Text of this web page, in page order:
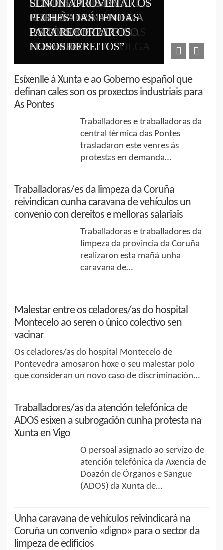
CONTRA OS RECORTES
NA LIMPEZA DO
CAMPUS NORTE DA
UVIGO EN OURENSE
UNHA SENTADA ÁS
PORTAS DO CLÍNICO
PARA “MEDITAR” TRAS
12 SEMANAS DE FOLGA
PORTOS DO ESTADO EN
MADRID CONTRA O
INCUMPRIMENTO DO
CONVENIO
CONTEDORES DA
CORUÑA IRÁ A FOLGA
OS DÍAS 8 E 12 DE
FEBREIRO
SENÓN APROVEITAR OS
PECHES DAS TENDAS
PARA RECORTAR OS
NOSOS DEREITOS”
Esíxenlle á Xunta e ao Goberno español que
definan cales son os proxectos industriais para
As Pontes
Traballadores e traballadoras da
central térmica das Pontes
trasladaron este venres ás
protestas en demanda…
Traballadoras/es da limpeza da Coruña
reivindican cunha caravana de vehículos un
convenio con dereitos e melloras salariais
Traballadoras e traballadores da
limpeza da provincia da Coruña
realizaron esta mañá unha
caravana de…
Malestar entre os celadores/as do hospital
Montecelo ao seren o único colectivo sen
vacinar
Os celadores/as do hospital Montecelo de
Pontevedra amosaron hoxe o seu malestar polo
que consideran un novo caso de discriminación…
Traballadores/as da atención telefónica de
ADOS esixen a subrogación cunha protesta na
Xunta en Vigo
O persoal asignado ao servizo de
atención telefónica da Axencia de
Doazón de Órganos e Sangue
(ADOS) da Xunta de…
Unha caravana de vehículos reivindicará na
Coruña un convenio «digno» para o sector da
limpeza de edificios